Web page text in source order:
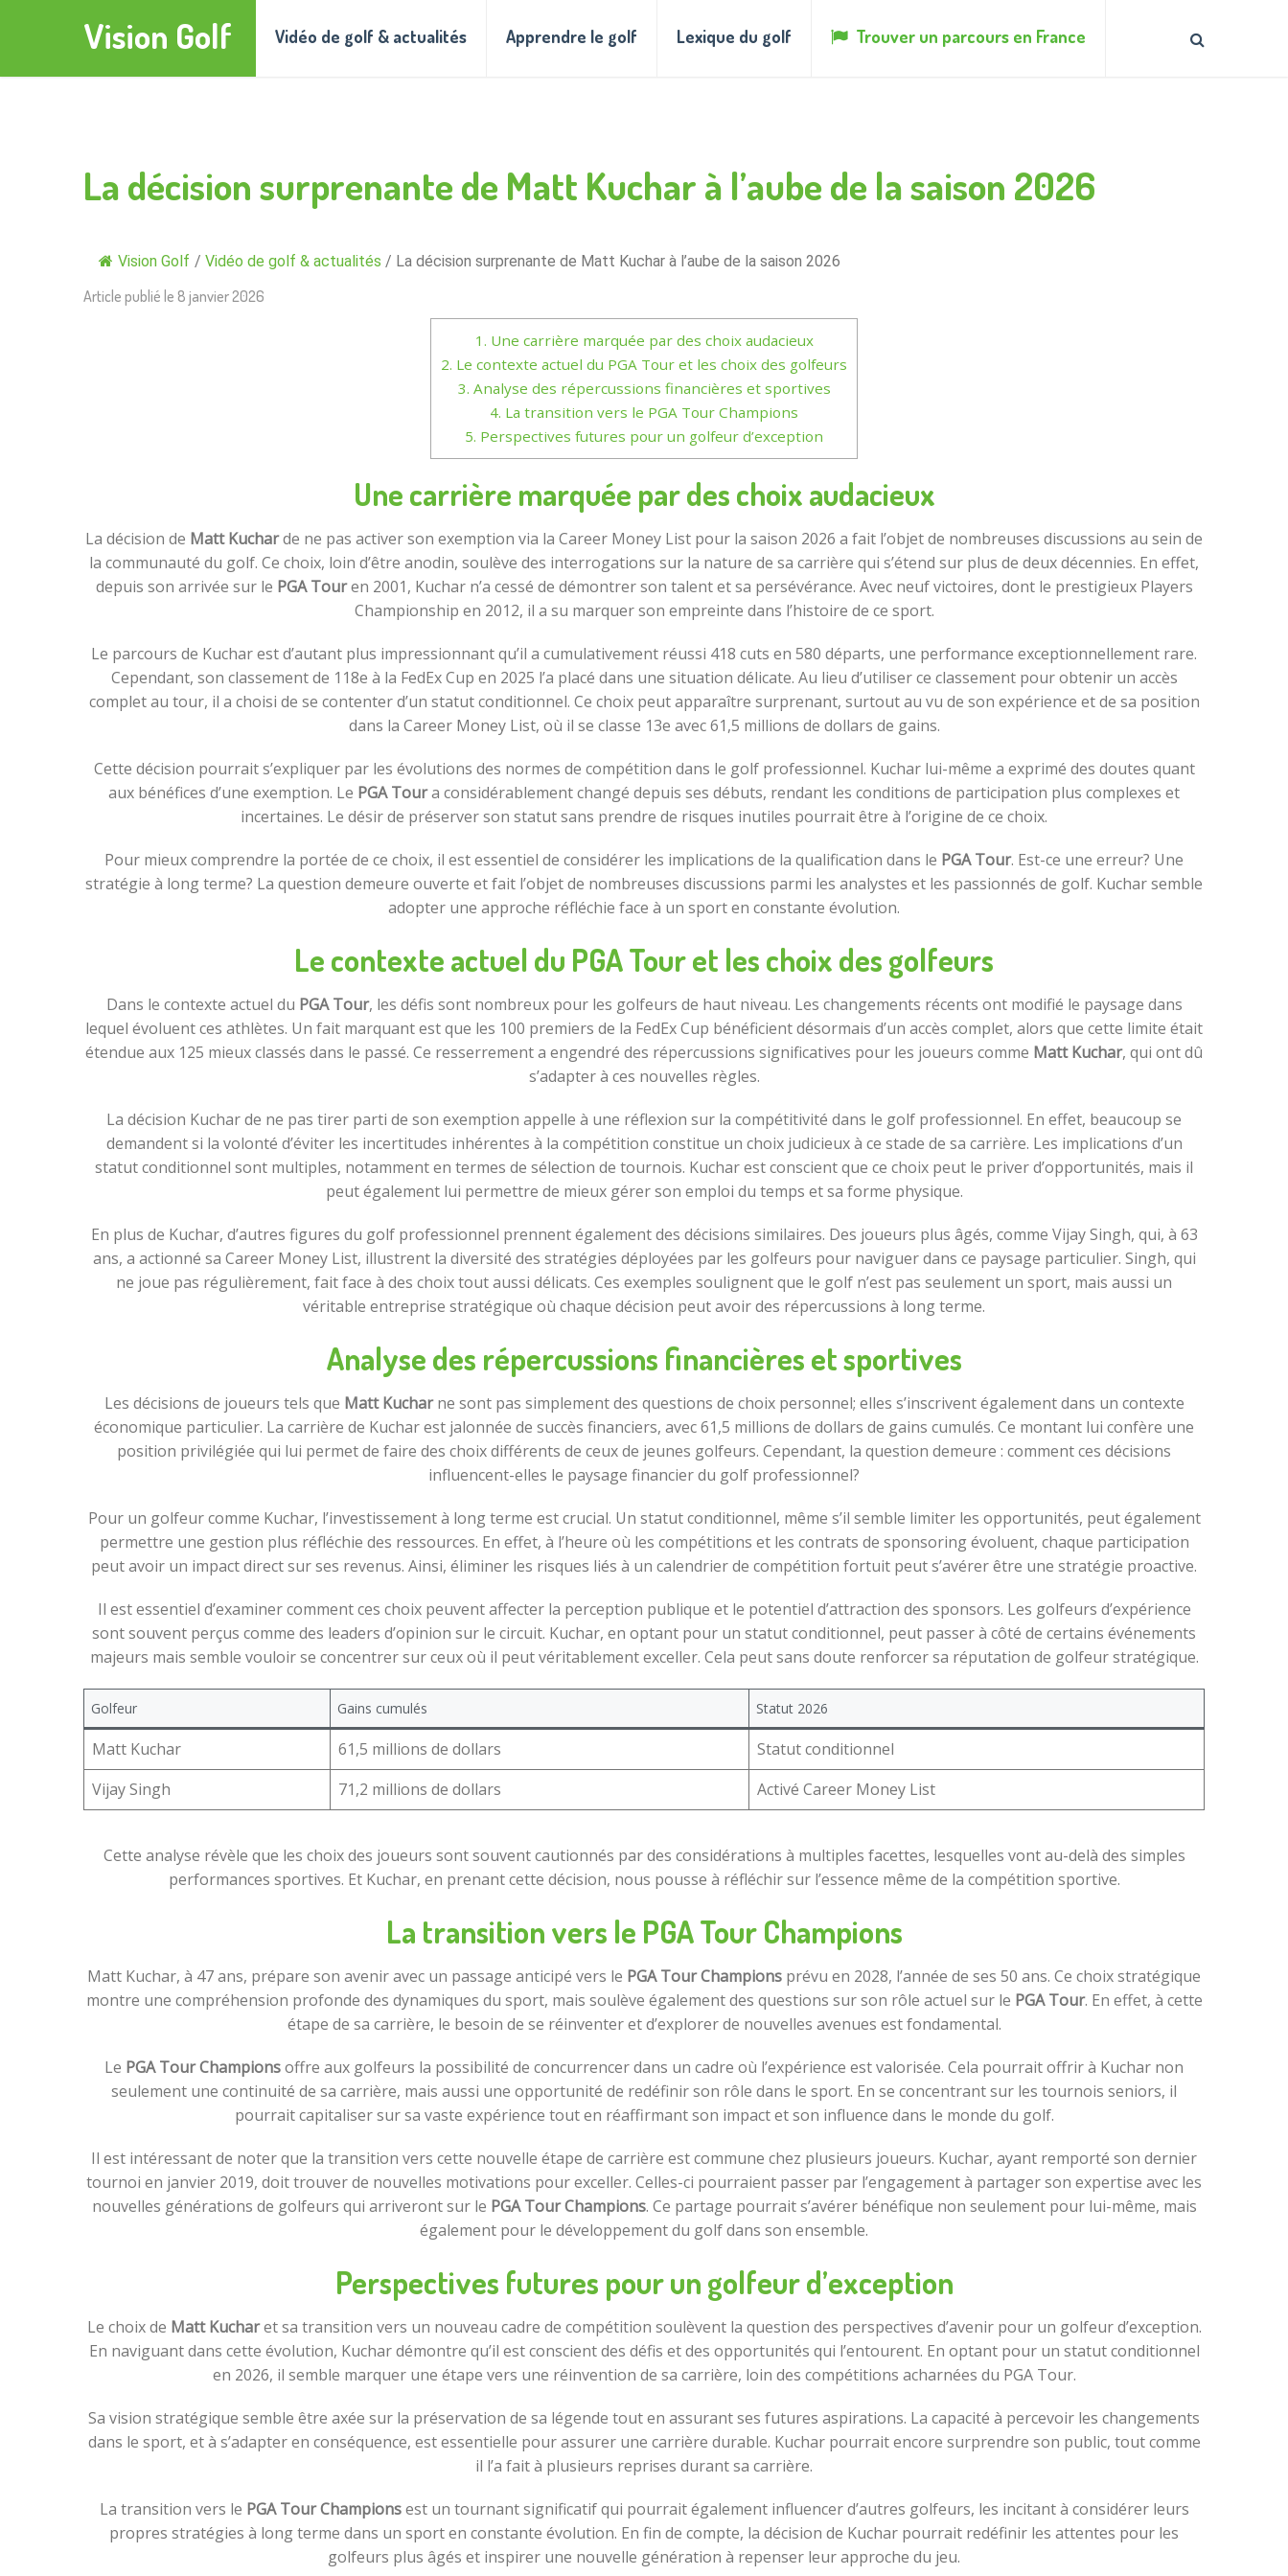
Vision Golf Vidéo de golf & actualités Apprendre le golf Lexique du golf Trouver un parcours en France
La décision surprenante de Matt Kuchar à l’aube de la saison 2026
Vision Golf / Vidéo de golf & actualités / La décision surprenante de Matt Kuchar à l’aube de la saison 2026
Article publié le 8 janvier 2026
1. Une carrière marquée par des choix audacieux
2. Le contexte actuel du PGA Tour et les choix des golfeurs
3. Analyse des répercussions financières et sportives
4. La transition vers le PGA Tour Champions
5. Perspectives futures pour un golfeur d’exception
Une carrière marquée par des choix audacieux
La décision de Matt Kucharde ne pas activer son exemption via la Career Money List pour la saison 2026 a fait l’objet de nombreuses discussions au sein de
la communauté du golf. Ce choix, loin d’être anodin, soulève des interrogations sur la nature de sa carrière qui s’étend sur plus de deux décennies. En effet,
depuis son arrivée sur le PGA Touren 2001, Kuchar n’a cessé de démontrer son talent et sa persévérance. Avec neuf victoires, dont le prestigieux Players
Championship en 2012, il a su marquer son empreinte dans l’histoire de ce sport.
Le parcours de Kuchar est d’autant plus impressionnant qu’il a cumulativement réussi 418 cuts en 580 départs, une performance exceptionnellement rare.
Cependant, son classement de 118e à la FedEx Cup en 2025 l’a placé dans une situation délicate. Au lieu d’utiliser ce classement pour obtenir un accès
complet au tour, il a choisi de se contenter d’un statut conditionnel. Ce choix peut apparaître surprenant, surtout au vu de son expérience et de sa position
dans la Career Money List, où il se classe 13e avec 61,5 millions de dollars de gains.
Cette décision pourrait s’expliquer par les évolutions des normes de compétition dans le golf professionnel. Kuchar lui-même a exprimé des doutes quant
aux bénéfices d’une exemption. Le PGA Toura considérablement changé depuis ses débuts, rendant les conditions de participation plus complexes et
incertaines. Le désir de préserver son statut sans prendre de risques inutiles pourrait être à l’origine de ce choix.
Pour mieux comprendre la portée de ce choix, il est essentiel de considérer les implications de la qualification dans le PGA Tour. Est-ce une erreur? Une
stratégie à long terme? La question demeure ouverte et fait l’objet de nombreuses discussions parmi les analystes et les passionnés de golf. Kuchar semble
adopter une approche réfléchie face à un sport en constante évolution.
Le contexte actuel du PGA Tour et les choix des golfeurs
Dans le contexte actuel du PGA Tour, les défis sont nombreux pour les golfeurs de haut niveau. Les changements récents ont modifié le paysage dans
lequel évoluent ces athlètes. Un fait marquant est que les 100 premiers de la FedEx Cup bénéficient désormais d’un accès complet, alors que cette limite était
étendue aux 125 mieux classés dans le passé. Ce resserrement a engendré des répercussions significatives pour les joueurs comme Matt Kuchar, qui ont dû
s’adapter à ces nouvelles règles.
La décision Kuchar de ne pas tirer parti de son exemption appelle à une réflexion sur la compétitivité dans le golf professionnel. En effet, beaucoup se
demandent si la volonté d’éviter les incertitudes inhérentes à la compétition constitue un choix judicieux à ce stade de sa carrière. Les implications d’un
statut conditionnel sont multiples, notamment en termes de sélection de tournois. Kuchar est conscient que ce choix peut le priver d’opportunités, mais il
peut également lui permettre de mieux gérer son emploi du temps et sa forme physique.
En plus de Kuchar, d’autres figures du golf professionnel prennent également des décisions similaires. Des joueurs plus âgés, comme Vijay Singh, qui, à 63
ans, a actionné sa Career Money List, illustrent la diversité des stratégies déployées par les golfeurs pour naviguer dans ce paysage particulier. Singh, qui
ne joue pas régulièrement, fait face à des choix tout aussi délicats. Ces exemples soulignent que le golf n’est pas seulement un sport, mais aussi un
véritable entreprise stratégique où chaque décision peut avoir des répercussions à long terme.
Analyse des répercussions financières et sportives
Les décisions de joueurs tels que Matt Kucharne sont pas simplement des questions de choix personnel; elles s’inscrivent également dans un contexte
économique particulier. La carrière de Kuchar est jalonnée de succès financiers, avec 61,5 millions de dollars de gains cumulés. Ce montant lui confère une
position privilégiée qui lui permet de faire des choix différents de ceux de jeunes golfeurs. Cependant, la question demeure : comment ces décisions
influencent-elles le paysage financier du golf professionnel?
Pour un golfeur comme Kuchar, l’investissement à long terme est crucial. Un statut conditionnel, même s’il semble limiter les opportunités, peut également
permettre une gestion plus réfléchie des ressources. En effet, à l’heure où les compétitions et les contrats de sponsoring évoluent, chaque participation
peut avoir un impact direct sur ses revenus. Ainsi, éliminer les risques liés à un calendrier de compétition fortuit peut s’avérer être une stratégie proactive.
Il est essentiel d’examiner comment ces choix peuvent affecter la perception publique et le potentiel d’attraction des sponsors. Les golfeurs d’expérience
sont souvent perçus comme des leaders d’opinion sur le circuit. Kuchar, en optant pour un statut conditionnel, peut passer à côté de certains événements
majeurs mais semble vouloir se concentrer sur ceux où il peut véritablement exceller. Cela peut sans doute renforcer sa réputation de golfeur stratégique.
Golfeur Gains cumulés Statut 2026
Matt Kuchar 61,5 millions de dollars
Statut conditionnel
Vijay Singh
71,2 millions de dollars Activé Career Money List
Cette analyse révèle que les choix des joueurs sont souvent cautionnés par des considérations à multiples facettes, lesquelles vont au-delà des simples
performances sportives. Et Kuchar, en prenant cette décision, nous pousse à réfléchir sur l’essence même de la compétition sportive.
La transition vers le PGA Tour Champions
Matt Kuchar, à 47 ans, prépare son avenir avec un passage anticipé vers le PGA Tour Champions prévu en 2028, l’année de ses 50 ans. Ce choix stratégique
montre une compréhension profonde des dynamiques du sport, mais soulève également des questions sur son rôle actuel sur le PGA Tour. En effet, à cette
étape de sa carrière, le besoin de se réinventer et d’explorer de nouvelles avenues est fondamental.
Le PGA Tour Championsoffre aux golfeurs la possibilité de concurrencer dans un cadre où l’expérience est valorisée. Cela pourrait offrir à Kuchar non
seulement une continuité de sa carrière, mais aussi une opportunité de redéfinir son rôle dans le sport. En se concentrant sur les tournois seniors, il
pourrait capitaliser sur sa vaste expérience tout en réaffirmant son impact et son influence dans le monde du golf.
Il est intéressant de noter que la transition vers cette nouvelle étape de carrière est commune chez plusieurs joueurs. Kuchar, ayant remporté son dernier
tournoi en janvier 2019, doit trouver de nouvelles motivations pour exceller. Celles-ci pourraient passer par l’engagement à partager son expertise avec les
nouvelles générations de golfeurs qui arriveront sur le PGA Tour Champions. Ce partage pourrait s’avérer bénéfique non seulement pour lui-même, mais
également pour le développement du golf dans son ensemble.
Perspectives futures pour un golfeur d’exception
Le choix de Matt Kucharet sa transition vers un nouveau cadre de compétition soulèvent la question des perspectives d’avenir pour un golfeur d’exception.
En naviguant dans cette évolution, Kuchar démontre qu’il est conscient des défis et des opportunités qui l’entourent. En optant pour un statut conditionnel
en 2026, il semble marquer une étape vers une réinvention de sa carrière, loin des compétitions acharnées du PGA Tour.
Sa vision stratégique semble être axée sur la préservation de sa légende tout en assurant ses futures aspirations. La capacité à percevoir les changements
dans le sport, et à s’adapter en conséquence, est essentielle pour assurer une carrière durable. Kuchar pourrait encore surprendre son public, tout comme
il l’a fait à plusieurs reprises durant sa carrière.
La transition vers le PGA Tour Championsest un tournant significatif qui pourrait également influencer d’autres golfeurs, les incitant à considérer leurs
propres stratégies à long terme dans un sport en constante évolution. En fin de compte, la décision de Kuchar pourrait redéfinir les attentes pour les
golfeurs plus âgés et inspirer une nouvelle génération à repenser leur approche du jeu.